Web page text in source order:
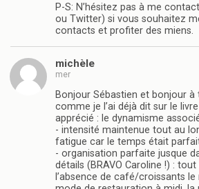
P-S: N’hésitez pas à me
ou Twitter) si vous souhaitez
contacts et profiter des miens.
michèle
mer
Bonjour Sébastien et bonjour à
comme je l’ai déjà dit sur le livre
apprécié : le dynamisme
- intensité maintenue tout au
fatigue car le temps était
- organisation parfaite jusque
détails (BRAVO Caroline !) :
l’absence de café/croissants